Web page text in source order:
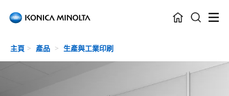
Skip to main content
主頁 產品 生產與工業印刷